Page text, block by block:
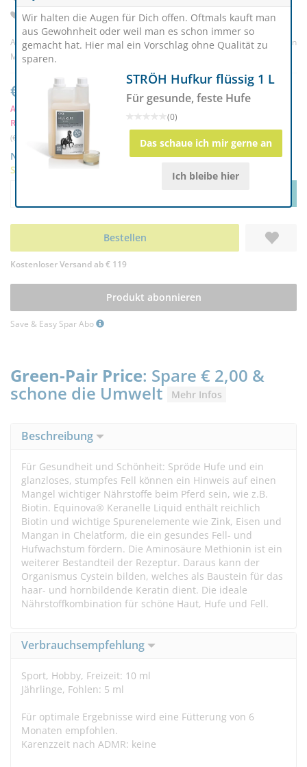
mit Biotin, Methionin & Spurenelementen
Artikelnr. 169006 (1) | Bewertung schreiben
Marke:Equinova
€ 35,00
Ab 2 Stück nur € 34,15
RC-Mitglieder sparen € 1,75
(€ 35,00/Liter) | inkl. MwSt. zzgl. Versand
Nur noch 4 auf Lager
Sofort lieferbar
Bestellen
Kostenloser Versand ab € 119
Produkt abonnieren
Save & Easy Spar Abo
Green-Pair Price: Spare € 2,00 &
schone die Umwelt Mehr Infos
Beschreibung
Für Gesundheit und Schönheit: Spröde Hufe und ein
glanzloses, stumpfes Fell können ein Hinweis auf einen
Mangel wichtiger Nährstoffe beim Pferd sein, wie z.B.
Biotin. Equinova® Keranelle Liquid enthält reichlich
Biotin und wichtige Spurenelemente wie Zink, Eisen und
Mangan in Chelatform, die ein gesundes Fell- und
Hufwachstum fördern. Die Aminosäure Methionin ist ein
weiterer Bestandteil der Rezeptur. Daraus kann der
Organismus Cystein bilden, welches als Baustein für das
haar- und hornbildende Keratin dient. Die ideale
Nährstoffkombination für schöne Haut, Hufe und Fell.
Verbrauchsempfehlung
Sport, Hobby, Freizeit: 10 ml
Jährlinge, Fohlen: 5 ml
Für optimale Ergebnisse wird eine Fütterung von 6
Monaten empfohlen.
Karenzzeit nach ADMR: keine
Wir halten die Augen für Dich offen. Oftmals kauft man
aus Gewohnheit oder weil man es schon immer so
gemacht hat. Hier mal ein Vorschlag ohne Qualität zu
sparen.
STRÖH Hufkur flüssig 1 L
Für gesunde, feste Hufe
(0)
Das schaue ich mir gerne an
Ich bleibe hier